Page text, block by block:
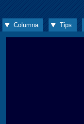
Columna Tips